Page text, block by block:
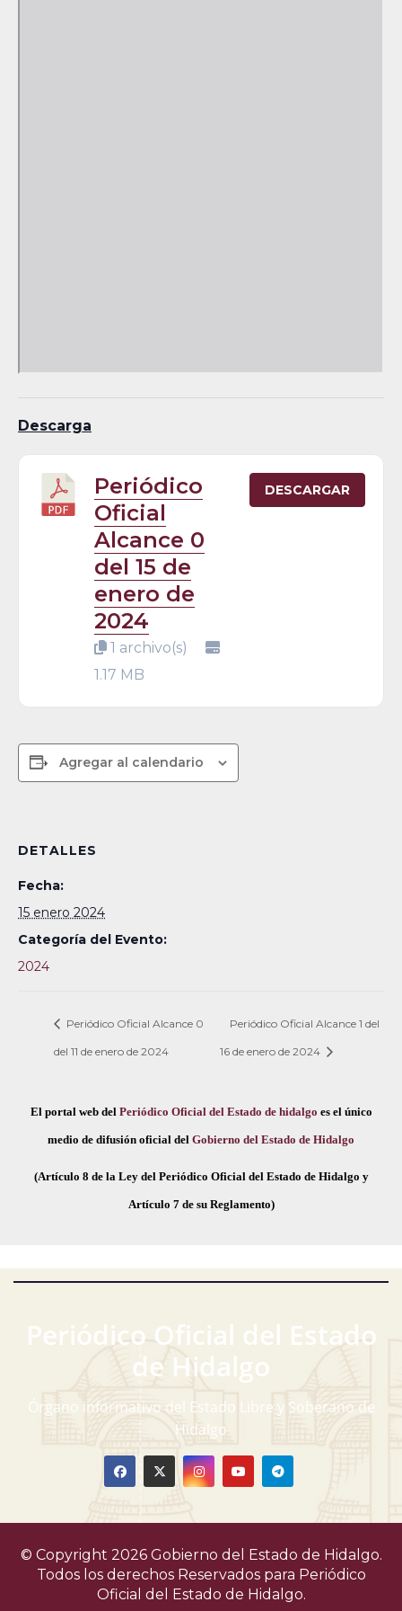
Descarga
Periódico
Oficial
Alcance 0
del 15 de
enero de
2024
1 archivo(s)
1.17 MB
DESCARGAR
Agregar al calendario
DETALLES
Fecha:
15 enero 2024
Categoría del Evento:
2024
Periódico Oficial Alcance 0
del 11 de enero de 2024
Periódico Oficial Alcance 1 del
16 de enero de 2024
El portal web del Periódico Oficial del Estado de hidalgo es el único
medio de difusión oficial del Gobierno del Estado de Hidalgo
(Artículo 8 de la Ley del Periódico Oficial del Estado de Hidalgo y
Artículo 7 de su Reglamento)
Periódico Oficial del Estado
de Hidalgo
Órgano informativo del Estado Libre y Soberano de
Hidalgo
© Copyright 2026 Gobierno del Estado de Hidalgo.
Todos los derechos Reservados para Periódico
Oficial del Estado de Hidalgo.